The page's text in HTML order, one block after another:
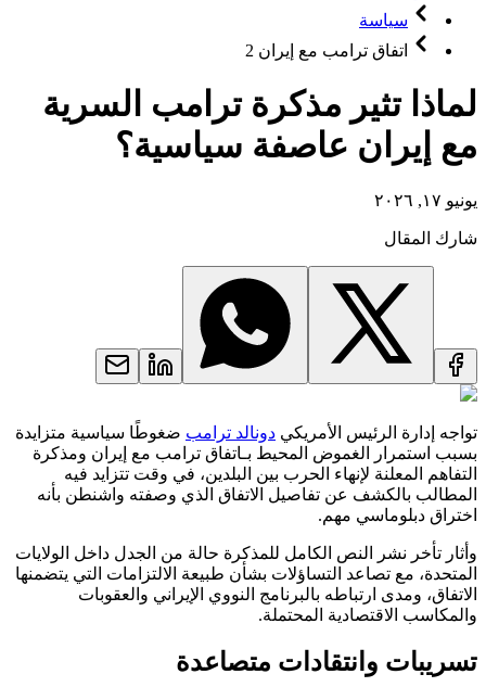
سياسة
اتفاق ترامب مع إيران 2
لماذا تثير مذكرة ترامب السرية
مع إيران عاصفة سياسية؟
يونيو ١٧, ٢٠٢٦
شارك المقال
تواجه إدارة الرئيس الأمريكي دونالد ترامبضغوطًا سياسية متزايدة
بسبب استمرار الغموض المحيط بـاتفاق ترامب مع إيران ومذكرة
التفاهم المعلنة لإنهاء الحرب بين البلدين، في وقت تتزايد فيه
المطالب بالكشف عن تفاصيل الاتفاق الذي وصفته واشنطن بأنه
اختراق دبلوماسي مهم.
وأثار تأخر نشر النص الكامل للمذكرة حالة من الجدل داخل الولايات
المتحدة، مع تصاعد التساؤلات بشأن طبيعة الالتزامات التي يتضمنها
الاتفاق، ومدى ارتباطه بالبرنامج النووي الإيراني والعقوبات
والمكاسب الاقتصادية المحتملة.
تسريبات وانتقادات متصاعدة